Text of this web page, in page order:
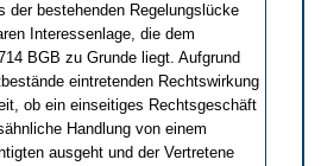
der bestehenden Regelungslücke
Interessenlage, die dem
BGB zu Grunde liegt. Aufgrund
eintretenden Rechtswirkung
ob ein einseitiges Rechtsgeschäft
Handlung von einem
ausgeht und der Vertretene